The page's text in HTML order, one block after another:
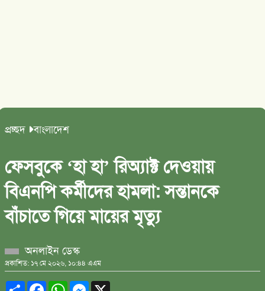
প্রচ্ছদ বাংলাদেশ
ফেসবুকে ‘হা হা’ রিঅ্যাক্ট দেওয়ায়
বিএনপি কর্মীদের হামলা: সন্তানকে
বাঁচাতে গিয়ে মায়ের মৃত্যু
অনলাইন ডেস্ক
প্রকাশিত: ১৭ মে ২০২৬, ১০:৪৪ এএম
ShareFacebookWhatsAppMessenger